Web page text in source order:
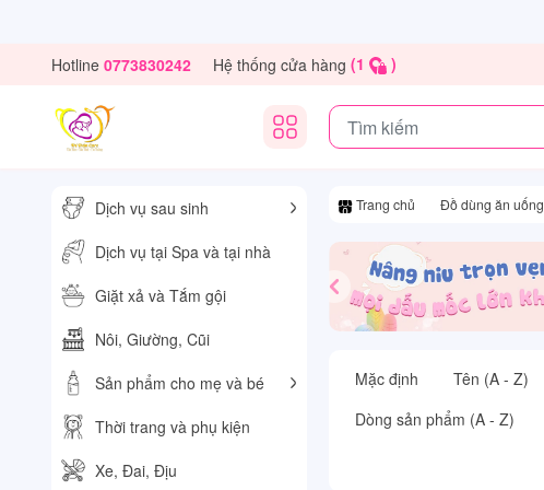
Hotline 0773830242 Hệ thống cửa hàng (1 )
Trang chủ Đồ dùng ăn uống
Mặc định Tên (A - Z)
Dòng sản phẩm (A - Z)
Dịch vụ sau sinh
Dịch vụ tại Spa và tại nhà
Giặt xả và Tắm gội
Nôi, Giường, Cũi
Sản phẩm cho mẹ và bé
Thời trang và phụ kiện
Xe, Đai, Địu